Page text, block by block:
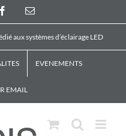
FacebookEmail
aux systèmes d’éclairage LED
EVENEMENTS
EMAIL